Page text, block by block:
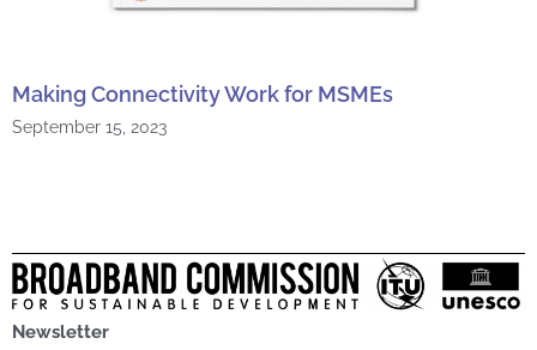
Making Connectivity Work for MSMEs
September 15, 2023
Newsletter